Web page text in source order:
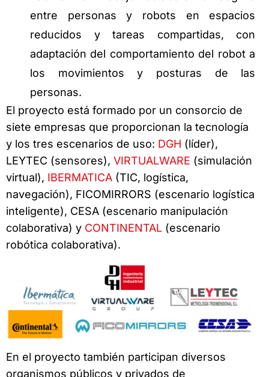
entre personas y robots en espacios
reducidos y tareas compartidas, con
adaptación del comportamiento del robot a
los movimientos y posturas de las
personas.
El proyecto está formado por un consorcio de
siete empresas que proporcionan la tecnología
y los tres escenarios de uso: DGH (líder),
LEYTEC (sensores), VIRTUALWARE (simulación
virtual), IBERMATICA (TIC, logística,
navegación), FICOMIRRORS (escenario logística
inteligente), CESA (escenario manipulación
colaborativa) y CONTINENTAL (escenario
robótica colaborativa).
En el proyecto también participan diversos
organismos públicos y privados de